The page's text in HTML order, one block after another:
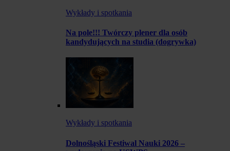
Wykłady i spotkania
Na pole!!! Twórczy plener dla osób
kandydujących na studia (dogrywka)
Wykłady i spotkania
Dolnośląski Festiwal Nauki 2026 –